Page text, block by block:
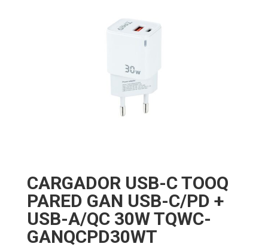
CARGADOR USB-C TOOQ
PARED GAN USB-C/PD +
USB-A/QC 30W TQWC-
GANQCPD30WT